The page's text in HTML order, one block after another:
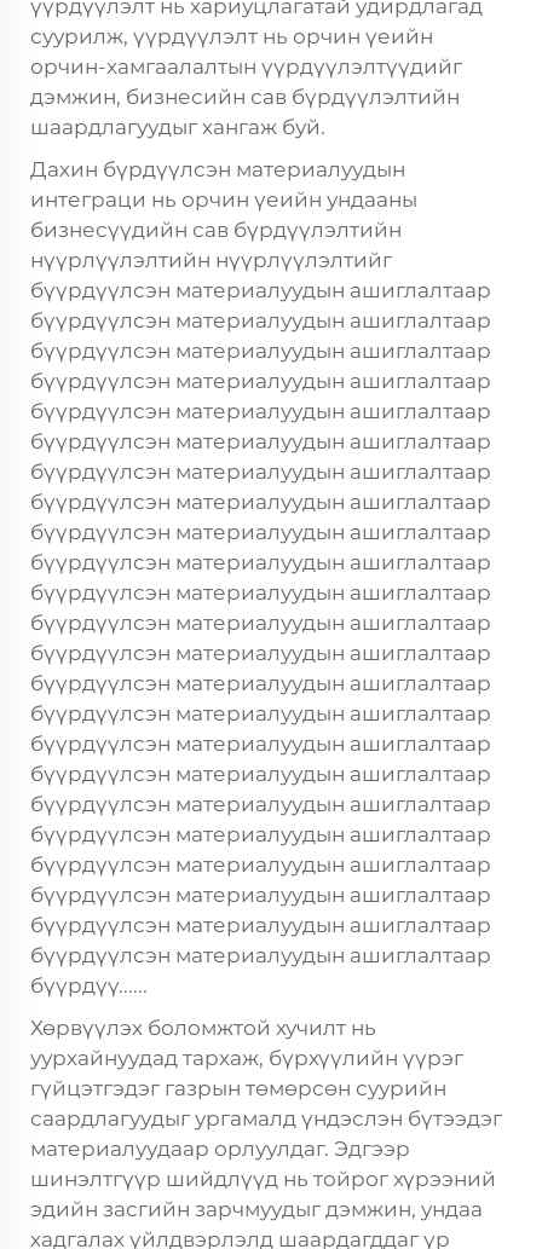
үүрдүүлэлт нь хариуцлагатай удирдлагад
суурилж, үүрдүүлэлт нь орчин үеийн
орчин-хамгаалалтын үүрдүүлэлтүүдийг
дэмжин, бизнесийн сав бүрдүүлэлтийн
шаардлагуудыг хангаж буй.
Дахин бүрдүүлсэн материалуудын
интеграци нь орчин үеийн ундааны
бизнесүүдийн сав бүрдүүлэлтийн
нүүрлүүлэлтийн нүүрлүүлэлтийг
бүүрдүүлсэн материалуудын ашиглалтаар
бүүрдүүлсэн материалуудын ашиглалтаар
бүүрдүүлсэн материалуудын ашиглалтаар
бүүрдүүлсэн материалуудын ашиглалтаар
бүүрдүүлсэн материалуудын ашиглалтаар
бүүрдүүлсэн материалуудын ашиглалтаар
бүүрдүүлсэн материалуудын ашиглалтаар
бүүрдүүлсэн материалуудын ашиглалтаар
бүүрдүүлсэн материалуудын ашиглалтаар
бүүрдүүлсэн материалуудын ашиглалтаар
бүүрдүүлсэн материалуудын ашиглалтаар
бүүрдүүлсэн материалуудын ашиглалтаар
бүүрдүүлсэн материалуудын ашиглалтаар
бүүрдүүлсэн материалуудын ашиглалтаар
бүүрдүүлсэн материалуудын ашиглалтаар
бүүрдүүлсэн материалуудын ашиглалтаар
бүүрдүүлсэн материалуудын ашиглалтаар
бүүрдүүлсэн материалуудын ашиглалтаар
бүүрдүүлсэн материалуудын ашиглалтаар
бүүрдүүлсэн материалуудын ашиглалтаар
бүүрдүүлсэн материалуудын ашиглалтаар
бүүрдүүлсэн материалуудын ашиглалтаар
бүүрдүүлсэн материалуудын ашиглалтаар
бүүрдүү......
Хөрвүүлэх боломжтой хучилт нь
уурхайнуудад тархаж, бүрхүүлийн үүрэг
гүйцэтгэдэг газрын төмөрсөн суурийн
саардлагуудыг ургамалд үндэслэн бүтээдэг
материалуудаар орлуулдаг. Эдгээр
шинэлтгүүр шийдлүүд нь тойрог хүрээний
эдийн засгийн зарчмуудыг дэмжин, ундаа
хадгалах үйлдвэрлэлд шаардагддаг үр